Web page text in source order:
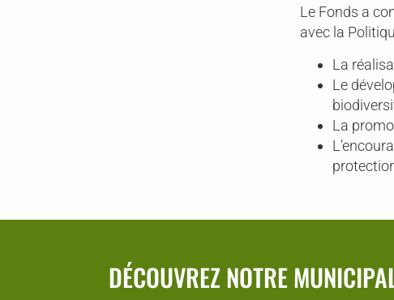
Le Fonds a
avec la
La
Le
La
DÉCOUVREZ NOTRE